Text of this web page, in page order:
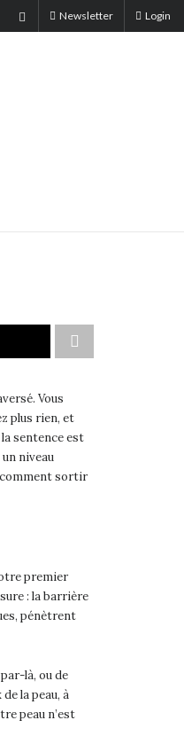
Newsletter Login
Vous
plus rien, et
sentence est
niveau
comment sortir
premier
: la barrière
pénètrent
là, ou de
la peau, à
peau n’est